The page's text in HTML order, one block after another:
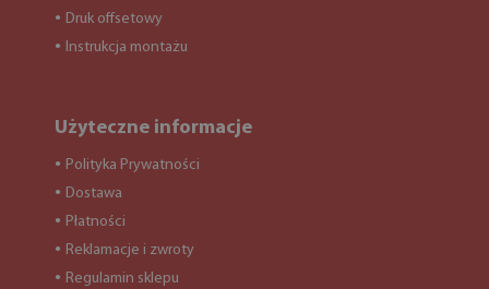
● Druk offsetowy
● Instrukcja montażu
Użyteczne informacje
● Polityka Prywatności
● Dostawa
● Płatności
● Reklamacje i zwroty
● Regulamin sklepu